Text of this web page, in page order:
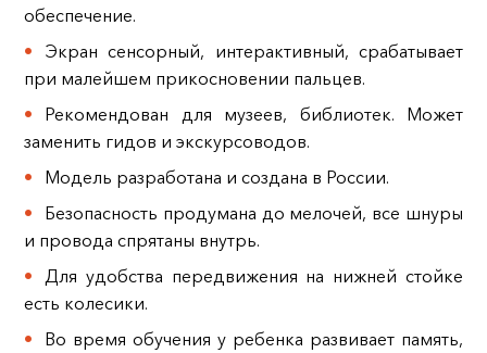
обеспечение.
Экран сенсорный, интерактивный, срабатывает
при малейшем прикосновении пальцев.
Рекомендован для музеев, библиотек. Может
заменить гидов и экскурсоводов.
Модель разработана и создана в России.
Безопасность продумана до мелочей, все шнуры
и провода спрятаны внутрь.
Для удобства передвижения на нижней стойке
есть колесики.
Во время обучения у ребенка развивает память,